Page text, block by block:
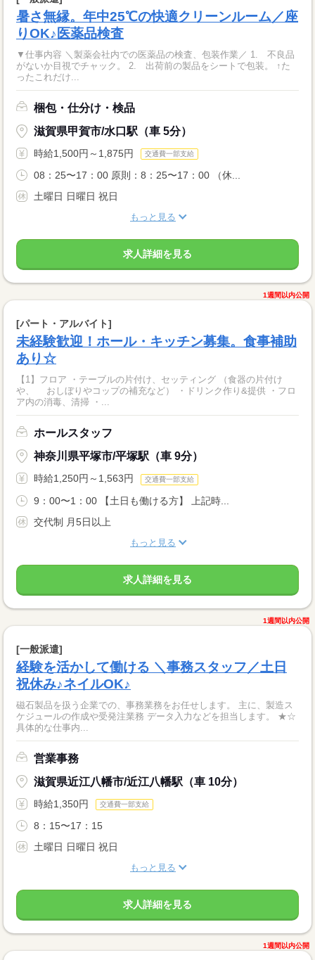
暑さ無縁。年中25℃の快適クリーンルーム／座
りOK♪医薬品検査
▼仕事内容 ＼製薬会社内での医薬品の検査、包装作業／ 1. 不良品
がないか目視でチャック。 2. 出荷前の製品をシートで包装。 ↑た
ったこれだけ...
梱包・仕分け・検品
滋賀県甲賀市/水口駅（車 5分）
時給1,500円～1,875円 交通費一部支給
08：25〜17：00 原則：8：25〜17：00 （休...
土曜日 日曜日 祝日
もっと見る
求人詳細を見る
1週間以内公開
[パート・アルバイト]
未経験歓迎！ホール・キッチン募集。食事補助
あり☆
【1】フロア ・テーブルの片付け、セッティング （食器の片付け
や、 おしぼりやコップの補充など） ・ドリンク作り&提供 ・フロ
ア内の消毒、清掃 ・...
ホールスタッフ
神奈川県平塚市/平塚駅（車 9分）
時給1,250円～1,563円 交通費一部支給
9：00〜1：00 【土日も働ける方】 上記時...
交代制 月5日以上
もっと見る
求人詳細を見る
1週間以内公開
[一般派遣]
経験を活かして働ける ＼事務スタッフ／土日
祝休み♪ネイルOK♪
磁石製品を扱う企業での、事務業務をお任せします。 主に、製造ス
ケジュールの作成や受発注業務 データ入力などを担当します。 ★☆
具体的な仕事内...
営業事務
滋賀県近江八幡市/近江八幡駅（車 10分）
時給1,350円 交通費一部支給
8：15〜17：15
土曜日 日曜日 祝日
もっと見る
求人詳細を見る
1週間以内公開